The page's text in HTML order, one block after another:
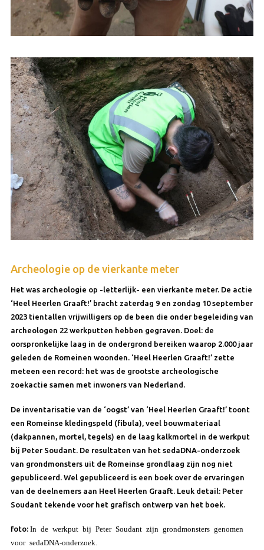
Archeologie op de vierkante meter
Het was archeologie op -letterlijk- een vierkante meter. De actie
‘Heel Heerlen Graaft!’ bracht zaterdag 9 en zondag 10 september
2023 tientallen vrijwilligers op de been die onder begeleiding van
archeologen 22 werkputten hebben gegraven. Doel: de
oorspronkelijke laag in de ondergrond bereiken waarop 2.000 jaar
geleden de Romeinen woonden. ‘Heel Heerlen Graaft!’ zette
meteen een record: het was de grootste archeologische
zoekactie samen met inwoners van Nederland.
De inventarisatie van de ‘oogst’ van ‘Heel Heerlen Graaft!’ toont
een Romeinse kledingspeld (fibula), veel bouwmateriaal
(dakpannen, mortel, tegels) en de laag kalkmortel in de werkput
bij Peter Soudant. De resultaten van het sedaDNA-onderzoek
van grondmonsters uit de Romeinse grondlaag zijn nog niet
gepubliceerd. Wel gepubliceerd is een boek over de ervaringen
van de deelnemers aan Heel Heerlen Graaft. Leuk detail: Peter
Soudant tekende voor het grafisch ontwerp van het boek.
foto: In de werkput bij Peter Soudant zijn grondmonsters genomen
voor sedaDNA-onderzoek.